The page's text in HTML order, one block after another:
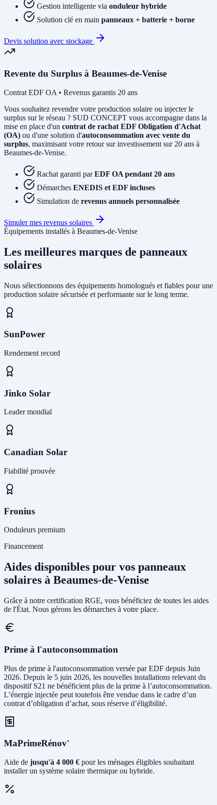
Gestion intelligente via onduleur hybride
Solution clé en main panneaux + batterie + borne
Devis solution avec stockage
Revente du Surplus à Beaumes-de-Venise
Contrat EDF OA • Revenus garantis 20 ans
Vous souhaitez revendre votre production solaire ou injecter le
surplus sur le réseau ? SUD CONCEPT vous accompagne dans la
mise en place d'un contrat de rachat EDF Obligation d'Achat
(OA) ou d'une solution d'autoconsommation avec vente du
surplus, maximisant votre retour sur investissement sur 20 ans à
Beaumes-de-Venise.
Rachat garanti parEDF OA pendant 20 ans
Démarches ENEDIS et EDF incluses
Simulation de revenus annuels personnalisée
Simuler mes revenus solaires
Équipements installés à Beaumes-de-Venise
Les meilleures marques de panneaux
solaires
Nous sélectionnons des équipements homologués et fiables pour une
production solaire sécurisée et performante sur le long terme.
SunPower
Rendement record
Jinko Solar
Leader mondial
Canadian Solar
Fiabilité prouvée
Fronius
Onduleurs premium
Financement
Aides disponibles pour vos panneaux
solaires à Beaumes-de-Venise
Grâce à notre certification RGE, vous bénéficiez de toutes les aides
de l'État. Nous gérons les démarches à votre place.
Prime à l'autoconsommation
Plus de prime à l'autoconsommation versée par EDF depuis Juin
2026. Depuis le 5 juin 2026, les nouvelles installations relevant du
dispositif S21 ne bénéficient plus de la prime à l’autoconsommation.
L’énergie injectée peut toutefois être vendue dans le cadre d’un
contrat d’obligation d’achat, sous réserve d’éligibilité.
MaPrimeRénov'
Aide de jusqu'à 4 000 € pour les ménages éligibles souhaitant
installer un système solaire thermique ou hybride.